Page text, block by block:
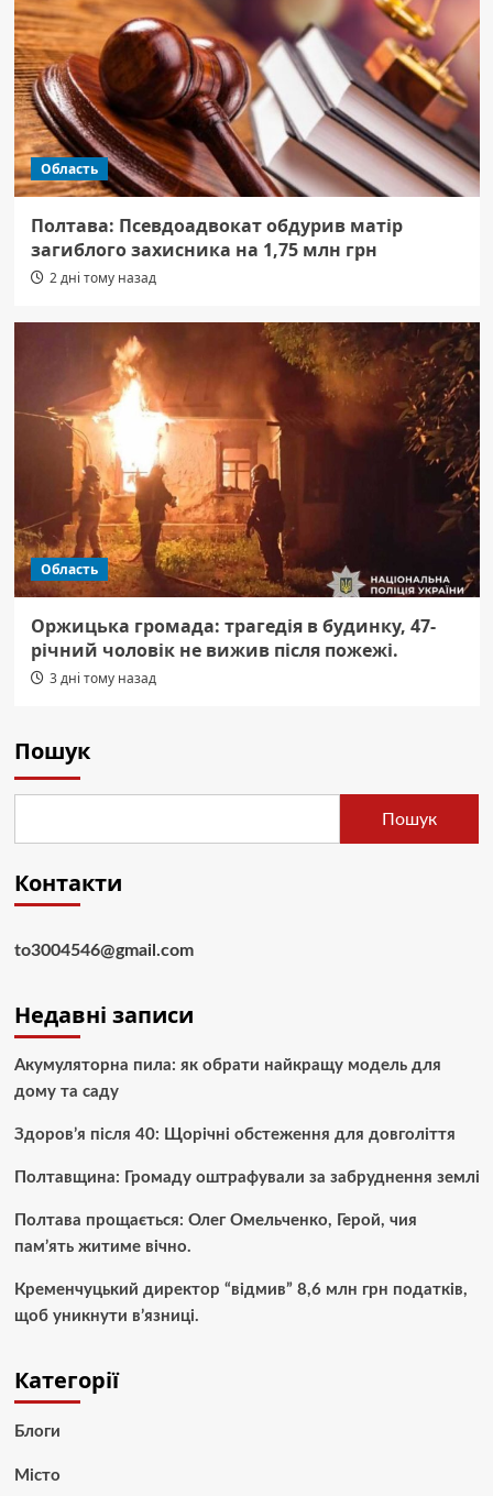
Область
Полтава: Псевдоадвокат обдурив матір
загиблого захисника на 1,75 млн грн
2 дні тому назад
Область
Оржицька громада: трагедія в будинку, 47-
річний чоловік не вижив після пожежі.
3 дні тому назад
Пошук
Пошук
Контакти
to3004546@gmail.com
Недавні записи
Акумуляторна пила: як обрати найкращу модель для
дому та саду
Здоров’я після 40: Щорічні обстеження для довголіття
Полтавщина: Громаду оштрафували за забруднення землі
Полтава прощається: Олег Омельченко, Герой, чия
пам’ять житиме вічно.
Кременчуцький директор “відмив” 8,6 млн грн податків,
щоб уникнути в’язниці.
Категорії
Блоги
Місто